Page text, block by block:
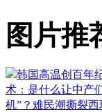
图片推
韩国高温创百年
术：是什么让中产
机”？难民潮撕裂